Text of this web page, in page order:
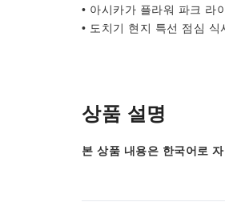
• 아시카가 플라워 파크 라
• 도치기 현지 특선 점심 식
상품 설명
본 상품 내용은 한국어로